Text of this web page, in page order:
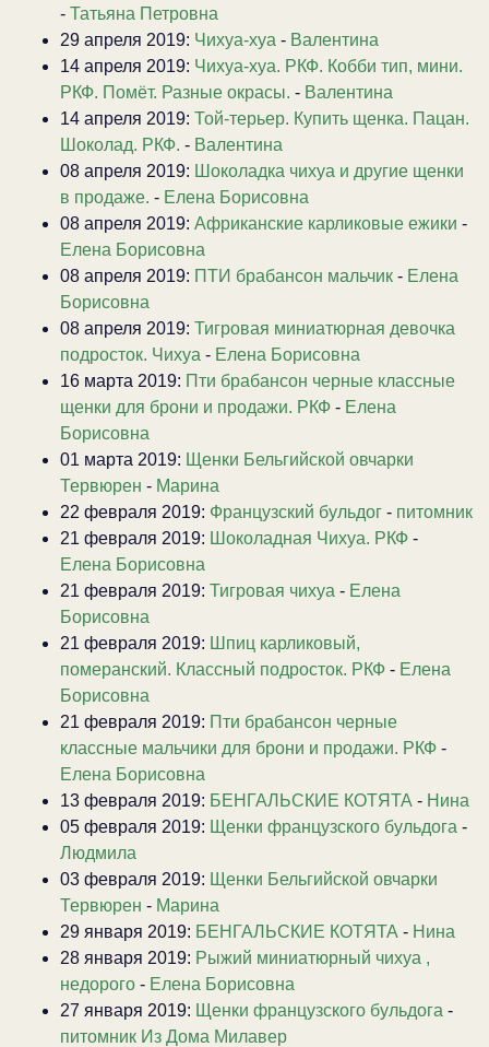
- Татьяна Петровна
29 апреля 2019: Чихуа-хуа - Валентина
14 апреля 2019: Чихуа-хуа. РКФ. Кобби тип, мини.
РКФ. Помёт. Разные окрасы. - Валентина
14 апреля 2019: Той-терьер. Купить щенка. Пацан.
Шоколад. РКФ. - Валентина
08 апреля 2019: Шоколадка чихуа и другие щенки
в продаже. - Елена Борисовна
08 апреля 2019: Африканские карликовые ежики -
Елена Борисовна
08 апреля 2019: ПТИ брабансон мальчик - Елена
Борисовна
08 апреля 2019: Тигровая миниатюрная девочка
подросток. Чихуа - Елена Борисовна
16 марта 2019: Пти брабансон черные классные
щенки для брони и продажи. РКФ - Елена
Борисовна
01 марта 2019: Щенки Бельгийской овчарки
Тервюрен - Марина
22 февраля 2019: Французский бульдог - питомник
21 февраля 2019: Шоколадная Чихуа. РКФ -
Елена Борисовна
21 февраля 2019: Тигровая чихуа - Елена
Борисовна
21 февраля 2019: Шпиц карликовый,
померанский. Классный подросток. РКФ - Елена
Борисовна
21 февраля 2019: Пти брабансон черные
классные мальчики для брони и продажи. РКФ -
Елена Борисовна
13 февраля 2019: БЕНГАЛЬСКИЕ КОТЯТА - Нина
05 февраля 2019: Щенки французского бульдога -
Людмила
03 февраля 2019: Щенки Бельгийской овчарки
Тервюрен - Марина
29 января 2019: БЕНГАЛЬСКИЕ КОТЯТА - Нина
28 января 2019: Рыжий миниатюрный чихуа ,
недорого - Елена Борисовна
27 января 2019: Щенки французского бульдога -
питомник Из Дома Милавер